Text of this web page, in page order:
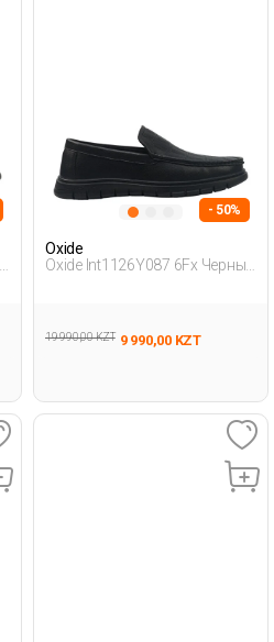
- 50%
Oxide
Oxide Int1126Y087 6Fx Черный
19 990,00 KZT 9 990,00 KZT